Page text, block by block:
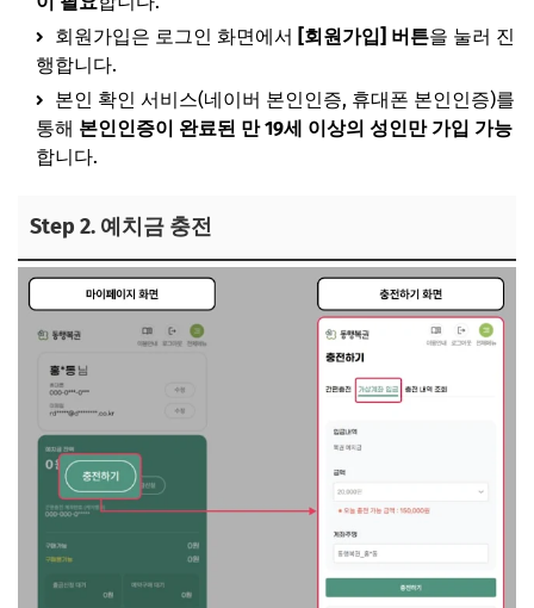
회원가입은 로그인 화면에서
[회원가입] 버튼을 눌러 진
행합니다.
본인 확인 서비스(네이버 본인인증, 휴대폰 본인인증)를
통해 본인인증이 완료된 만 19세 이상의 성인만 가입 가능
합니다.
Step 2. 예치금 충전